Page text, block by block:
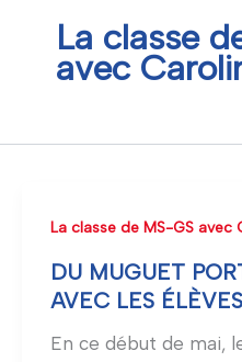
La classe
avec
La classe de MS-GS avec
DU MUGUET
AVEC LES
En ce début de mai,
DU
PORTE-
AVEC